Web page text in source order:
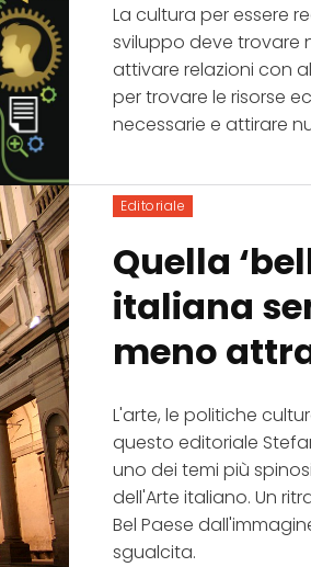
La cultura per essere
sviluppo deve trovare
attivare relazioni con
per trovare le risorse
necessarie e attirare
Editoriale
Quella
italiana
meno
L'arte, le politiche
questo editoriale
uno dei temi più
dell'Arte italiano. Un
Bel Paese
sgualcita.